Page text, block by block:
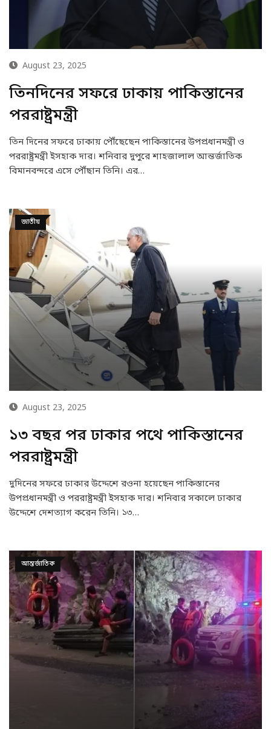
August 23, 2025
তিনদিনের সফরে ঢাকায় পাকিস্তানের
পররাষ্ট্রমন্ত্রী
তিন দিনের সফরে ঢাকায় পৌঁছেছেন পাকিস্তানের উপপ্রধানমন্ত্রী ও
পররাষ্ট্রমন্ত্রী ইসহাক দার। শনিবার দুপুরে শাহজালাল আন্তর্জাতিক
বিমানবন্দরে এসে পৌঁছান তিনি। এর…
জাতীয়
August 23, 2025
১৩ বছর পর ঢাকার পথে পাকিস্তানের
পররাষ্ট্রমন্ত্রী
দুদিনের সফরে ঢাকার উদ্দেশে রওনা হয়েছেন পাকিস্তানের
উপপ্রধানমন্ত্রী ও পররাষ্ট্রমন্ত্রী ইসহাক দার। শনিবার সকালে ঢাকার
উদ্দেশে দেশত্যাগ করেন তিনি। ১৩…
আন্তর্জাতিক